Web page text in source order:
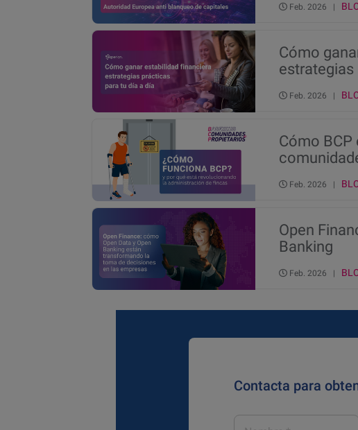
Feb. 2026 |
Cómo
estrategias
Feb. 2026 |
Cómo
Feb. 2026 |
Open
Banking
Feb. 2026 |
Contacta para
Nombre